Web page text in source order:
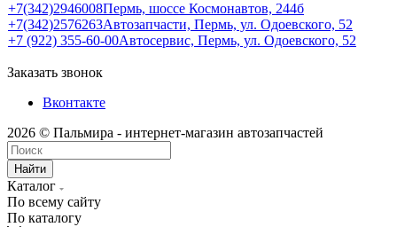
+7(342)2946008Пермь, шоссе Космонавтов, 244б
+7(342)2576263Автозапчасти, Пермь, ул. Одоевского, 52
+7 (922) 355-60-00Автосервис, Пермь, ул. Одоевского, 52
Заказать звонок
Вконтакте
2026 © Пальмира - интернет-магазин автозапчастей
Найти
Каталог
По всему сайту
По каталогу